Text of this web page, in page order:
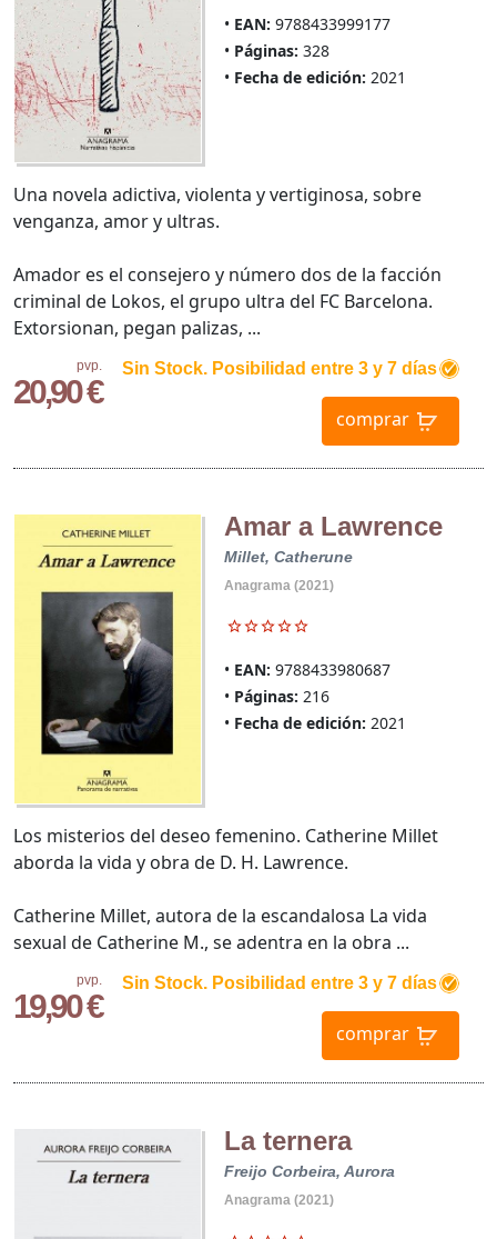
EAN: 9788433999177
Páginas: 328
Fecha de edición: 2021
pvp.
20,90 €
Sin Stock. Posibilidad entre 3 y 7 días
comprar
Una novela adictiva, violenta y vertiginosa, sobre
venganza, amor y ultras.
Amador es el consejero y número dos de la facción
criminal de Lokos, el grupo ultra del FC Barcelona.
Extorsionan, pegan palizas, ...
Amar a Lawrence
Millet, Catherune
Anagrama (2021)
EAN: 9788433980687
Páginas: 216
Fecha de edición: 2021
pvp.
19,90 €
Sin Stock. Posibilidad entre 3 y 7 días
comprar
Los misterios del deseo femenino. Catherine Millet
aborda la vida y obra de D. H. Lawrence.
Catherine Millet, autora de la escandalosa La vida
sexual de Catherine M., se adentra en la obra ...
La ternera
Freijo Corbeira, Aurora
Anagrama (2021)